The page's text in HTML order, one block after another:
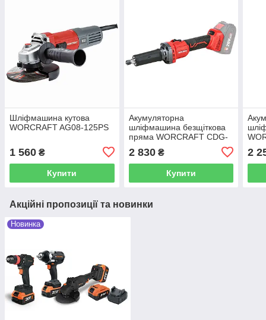
Шліфмашина кутова
WORCRAFT AG08-125PS
1 560 ₴
Купити
Акумуляторна
шліфмашина безщіткова
пряма WORCRAFT CDG-
2 830₴
Купити
2
Акційні пропозиції та новинки
Новинка